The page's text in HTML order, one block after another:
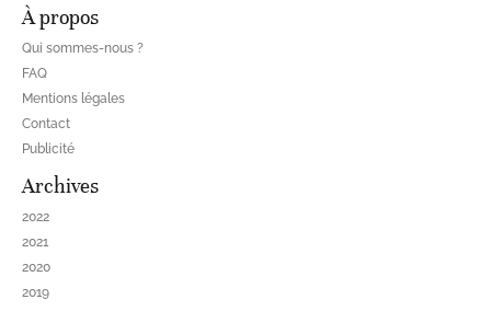
À propos
Qui sommes-nous ?
FAQ
Mentions légales
Contact
Publicité
Archives
2022
2021
2020
2019